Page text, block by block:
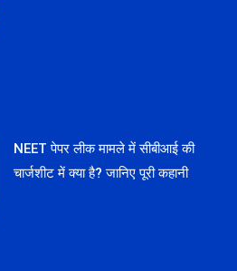
NEET पेपर लीक मामले में सीबीआई की
चार्जशीट में क्या है? जानिए पूरी कहानी